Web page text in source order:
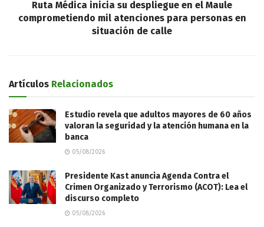
Ruta Médica inicia su despliegue en el Maule
comprometiendo mil atenciones para personas en
situación de calle
Artículos Relacionados
Estudio revela que adultos mayores de 60 años
valoran la seguridad y la atención humana en la
banca
05/08/2026
Presidente Kast anuncia Agenda Contra el
Crimen Organizado y Terrorismo (ACOT): Lea el
discurso completo
05/08/2026